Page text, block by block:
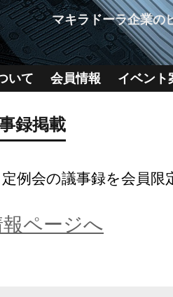
マキラドーラ企業の
いて 会員情報 イベント
録掲載
例会の議事録を会員限
ページへ